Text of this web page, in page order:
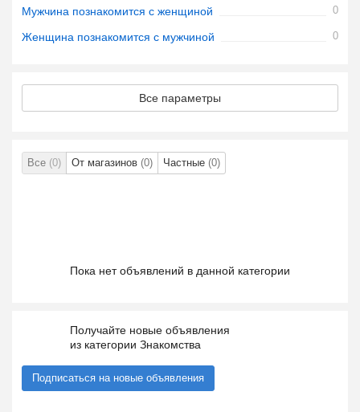
Мужчина познакомится с женщиной
0
Женщина познакомится с мужчиной 0
Все параметры
Все (0) От магазинов (0) Частные (0)
Пока нет объявлений в данной категории
Получайте новые объявления
из категории Знакомства
Подписаться на новые объявления